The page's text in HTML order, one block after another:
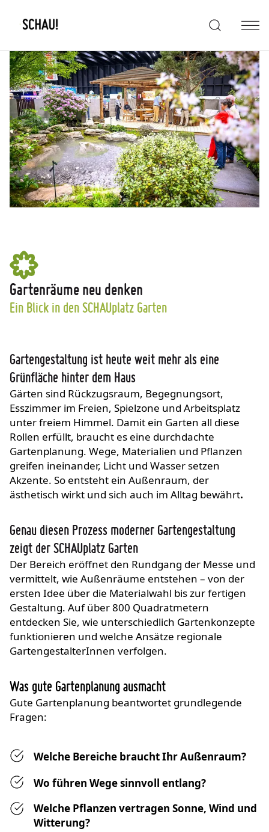
Gartenräume neu denken
Ein Blick in den SCHAUplatz Garten
Gartengestaltung ist heute weit mehr als eine
Grünfläche hinter dem Haus
Gärten sind Rückzugsraum, Begegnungsort,
Esszimmer im Freien, Spielzone und Arbeitsplatz
unter freiem Himmel. Damit ein Garten all diese
Rollen erfüllt, braucht es eine durchdachte
Gartenplanung. Wege, Materialien und Pflanzen
greifen ineinander, Licht und Wasser setzen
Akzente. So entsteht ein Außenraum, der
ästhetisch wirkt und sich auch im Alltag bewährt.
Genau diesen Prozess moderner Gartengestaltung
zeigt der SCHAUplatz Garten
Der Bereich eröffnet den Rundgang der Messe und
vermittelt, wie Außenräume entstehen – von der
ersten Idee über die Materialwahl bis zur fertigen
Gestaltung. Auf über 800 Quadratmetern
entdecken Sie, wie unterschiedlich Gartenkonzepte
funktionieren und welche Ansätze regionale
GartengestalterInnen verfolgen.
Was gute Gartenplanung ausmacht
Gute Gartenplanung beantwortet grundlegende
Fragen:
Welche Bereiche braucht Ihr Außenraum?
Wo führen Wege sinnvoll entlang?
Welche Pflanzen vertragen Sonne, Wind und
Witterung?